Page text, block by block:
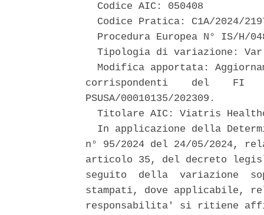
  Codice AIC: 050408
Codice Pratica: C1A/2024/
Procedura Europea N° IS/H/
Tipologia di variazione:
Modifica apportata:
corrispondenti    del    FI
PSUSA/00010135/202309.
Titolare AIC: Viatris
In applicazione della
n° 95/2024 del 24/05/2024,
articolo 35, del decreto
seguito  della  variazione
stampati, dove applicabile,
responsabilita' si ritiene